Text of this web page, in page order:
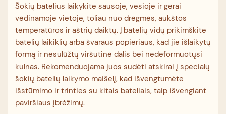
Šokių batelius laikykite sausoje, vėsioje ir gerai
vėdinamoje vietoje, toliau nuo drėgmės, aukštos
temperatūros ir aštrių daiktų. Į batelių vidų prikimškite
batelių laikiklių arba švaraus popieriaus, kad jie išlaikytų
formą ir nesulūžtų viršutinė dalis bei nedeformuotųsi
kulnas. Rekomenduojama juos sudėti atskirai į specialų
šokių batelių laikymo maišelį, kad išvengtumėte
išstūmimo ir trinties su kitais bateliais, taip išvengiant
paviršiaus įbrėžimų.